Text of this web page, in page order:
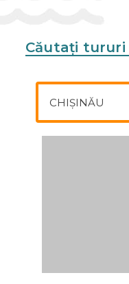
Căutați tururi